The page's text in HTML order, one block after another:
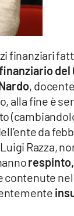
finanziari
del
,
alla fine è
da
Razza,
respinto,
nel